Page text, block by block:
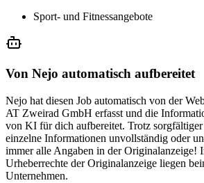
Sport- und Fitnessangebote
Von Nejo automatisch aufbereitet
Nejo hat diesen Job automatisch von der
AT Zweirad GmbH erfasst und die
von KI für dich aufbereitet. Trotz
einzelne Informationen unvollständig oder
immer alle Angaben in der Originalanzeige!
Urheberrechte der Originalanzeige liegen
Unternehmen.